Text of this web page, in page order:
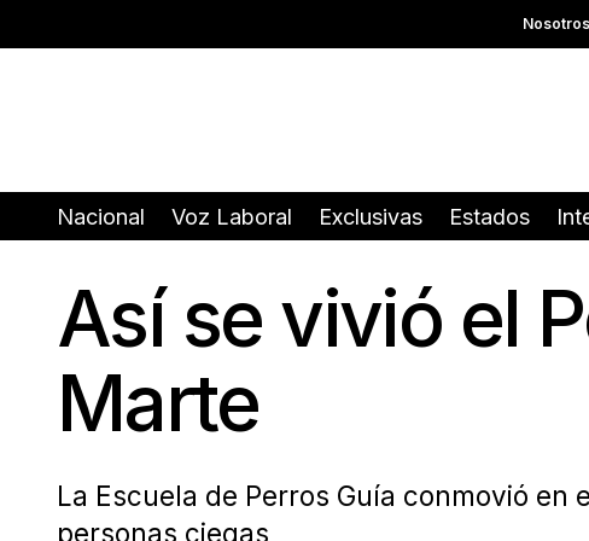
Nosotros
Nacional Voz Laboral Exclusivas Estados
Así se vivió el
Marte
La Escuela de Perros Guía conmovió
personas ciegas